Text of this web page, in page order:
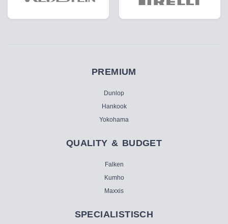
PREMIUM
Dunlop
Hankook
Yokohama
QUALITY & BUDGET
Falken
Kumho
Maxxis
SPECIALISTISCH